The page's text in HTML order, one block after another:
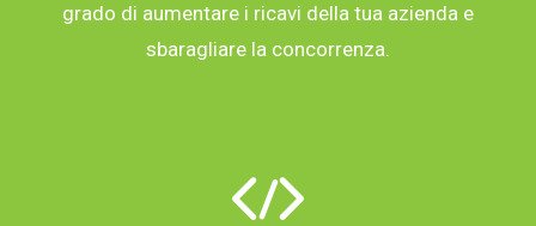
grado di aumentare i ricavi della tua azienda e
sbaragliare la concorrenza.